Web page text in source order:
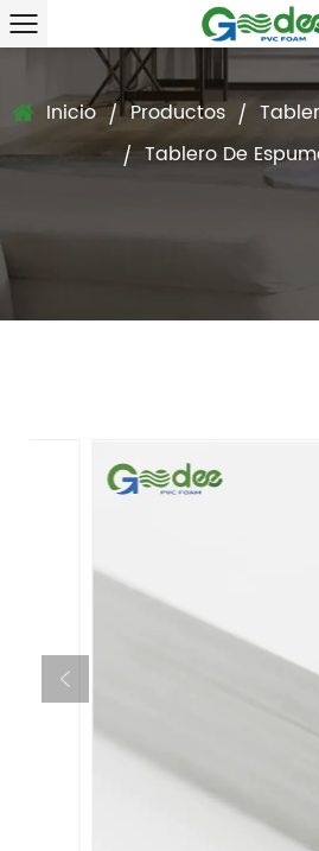
Inicio/Productos /
/ Tablero De